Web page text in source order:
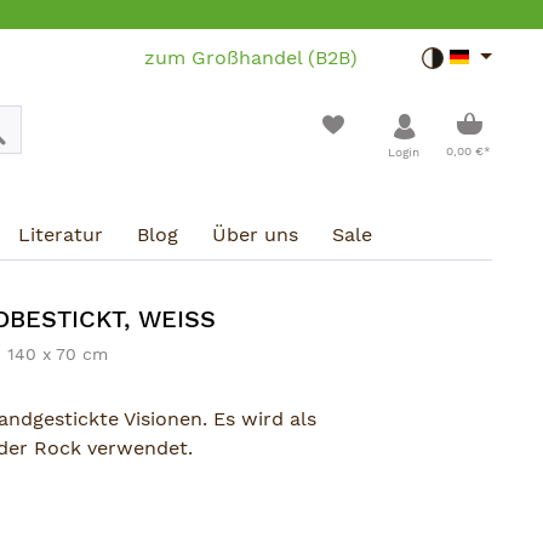
zum Großhandel (B2B)
Toggle
Login 0,00 €*
Literatur Blog Über uns Sale
WEISS
x 70 cm
Visionen. Es wird als
Rock verwendet.